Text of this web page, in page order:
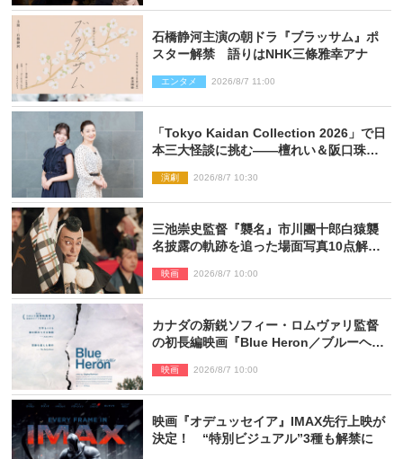
石橋静河主演の朝ドラ『ブラッサム』ポ
スター解禁 語りはNHK三條雅幸アナ
エンタメ 2026/8/7 11:00
「Tokyo Kaidan Collection 2026」で日
本三大怪談に挑む――檀れい＆阪口珠美
演劇 2026/8/7 10:30
三池崇史監督『襲名』市川團十郎白猿襲
名披露の軌跡を追った場面写真10点解
映画 2026/8/7 10:00
カナダの新鋭ソフィー・ロムヴァリ監督
の初長編映画『Blue Heron／ブルーヘロ
映画 2026/8/7 10:00
映画『オデュッセイア』IMAX先行上映が
決定！ “特別ビジュアル”3種も解禁に